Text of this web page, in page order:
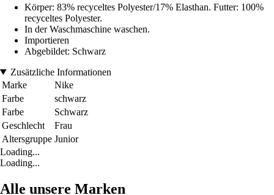
Körper: 83% recyceltes Polyester/17% Elasthan. Futter: 100%
recyceltes Polyester.
In der Waschmaschine waschen.
Importieren
Abgebildet: Schwarz
Zusätzliche Informationen
Marke
Nike
Farbe
schwarz
Farbe
Schwarz
Geschlecht
Frau
Altersgruppe Junior
Loading...
Loading...
Alle unsere Marken